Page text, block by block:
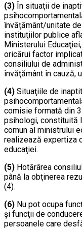
(3) În situaţii de
învăţământ/unitate
instituţiilor publice
Ministerului
oricărui factor
consiliului de
învăţământ în cauză,
(4) Situaţiile de
comisie formată din
psihologi, constituită
comun al ministrului
realizează expertiza
educaţiei.
(5) Hotărârea
până la obţinerea
(4).
(6) Nu pot ocupa
şi funcţii de
persoanele care